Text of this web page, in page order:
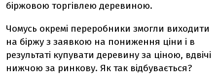
біржовою торгівлею деревиною.
Чомусь окремі переробники змогли виходити
на біржу з заявкою на пониження ціни і в
результаті купувати деревину за ціною, вдвічі
нижчою за ринкову. Як так відбувається?